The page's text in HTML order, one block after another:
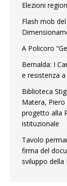
Elezioni
Flash mob
A Policoro
Bernalda: I
e resistenza
Biblioteca
Matera,
progetto alla
istituzionale
Tavolo
firma del
sviluppo della